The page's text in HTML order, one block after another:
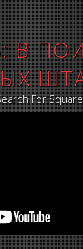
В
For